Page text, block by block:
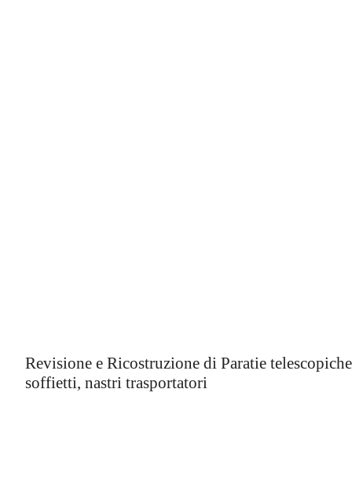
Revisione e Ricostruzione di Paratie
soffietti, nastri trasportatori